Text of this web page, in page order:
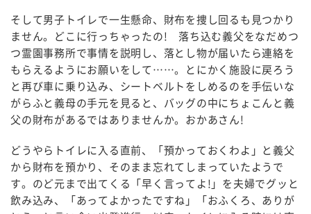
そして男子トイレで一生懸命、財布を捜し回るも見つかり
ません。どこに行っちゃったの! 落ち込む義父をなだめつ
つ霊園事務所で事情を説明し、落とし物が届いたら連絡を
もらえるようにお願いをして……。とにかく施設に戻ろう
と再び車に乗り込み、シートベルトをしめるのを手伝いな
がらふと義母の手元を見ると、バッグの中にちょこんと義
父の財布があるではありませんか。おかあさん!
どうやらトイレに入る直前、「預かっておくわよ」と義父
から財布を預かり、そのまま忘れてしまっていたようで
す。のど元まで出てくる「早く言ってよ!」を夫婦でグッと
飲み込み、「あってよかったですね」「おふくろ、ありが